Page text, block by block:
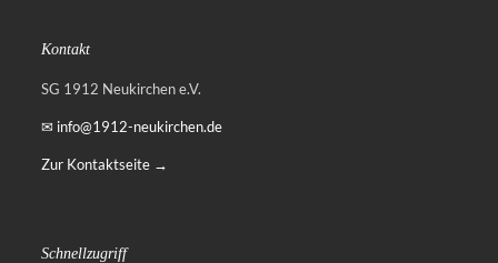
Kontakt
SG 1912 Neukirchen e.V.
✉ info@1912-neukirchen.de
Zur Kontaktseite →
Schnellzugriff